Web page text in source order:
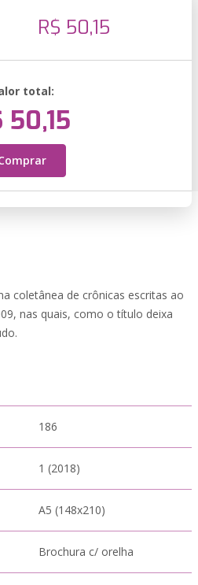
R$ 50,15
total:
50,15
coletânea de crônicas escritas ao
nas quais, como o título deixa
186
1 (2018)
A5 (148x210)
Brochura c/ orelha